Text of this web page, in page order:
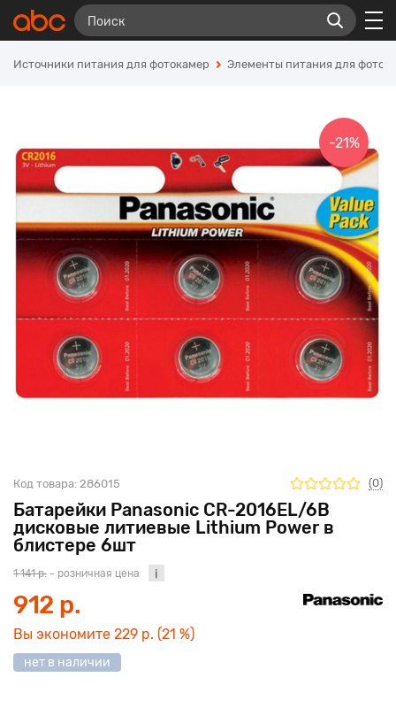
Источники питания для фотокамер Элементы питания для
Батарейки Panasonic CR-2016EL/6B
дисковые литиевые Lithium Power в
блистере 6шт
Код товара: 286015 (0)
-21%
1 141 р. - розничная цена
912 р.
Вы экономите 229 р. (21 %)
нет в наличии